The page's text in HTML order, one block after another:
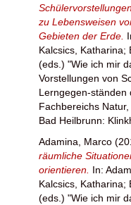
zu Lebensweisen
Gebieten der Erde.
Kalcsics, Katharina;
(eds.) "Wie ich mir
Vorstellungen von
Lerngegen-ständen
Fachbereichs
Bad Heilbrunn:
Adamina, Marco
räumliche
orientieren. In:
Kalcsics, Katharina;
(eds.) "Wie ich mir